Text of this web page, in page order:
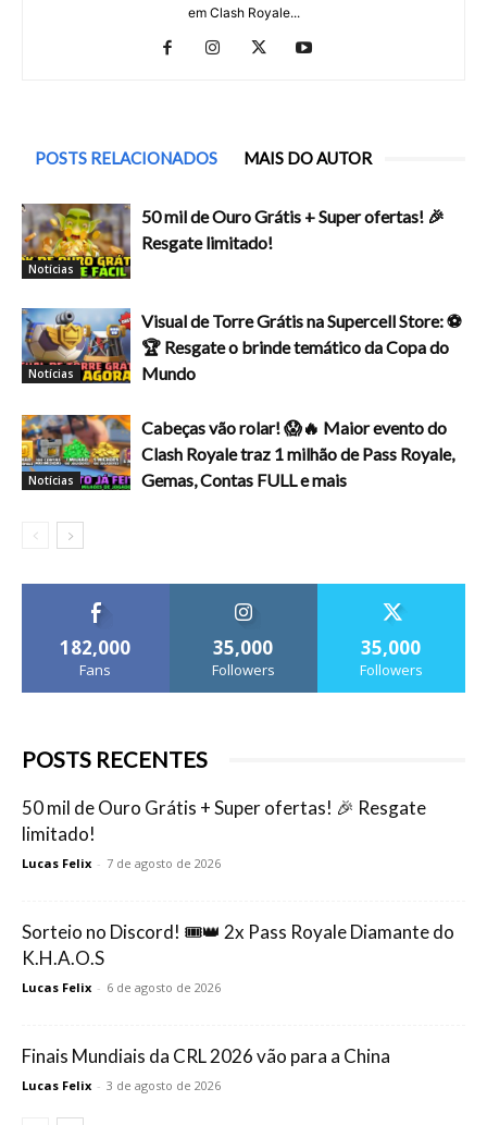
em Clash Royale...
POSTS RELACIONADOS MAIS DO AUTOR
Notícias
50 mil de Ouro Grátis + Super ofertas! 🎉
Resgate limitado!
Notícias
Visual de Torre Grátis na Supercell Store: ⚽
🏆 Resgate o brinde temático da Copa do
Mundo
Notícias
Cabeças vão rolar! 😱🔥 Maior evento do
Clash Royale traz 1 milhão de Pass Royale,
Gemas, Contas FULL e mais
182,000
Fans
35,000
Followers
35,000
Followers
POSTS RECENTES
50 mil de Ouro Grátis + Super ofertas! 🎉 Resgate
limitado!
Lucas Felix - 7 de agosto de 2026
Sorteio no Discord! 🎟️👑 2x Pass Royale Diamante do
K.H.A.O.S
Lucas Felix - 6 de agosto de 2026
Finais Mundiais da CRL 2026 vão para a China
Lucas Felix - 3 de agosto de 2026